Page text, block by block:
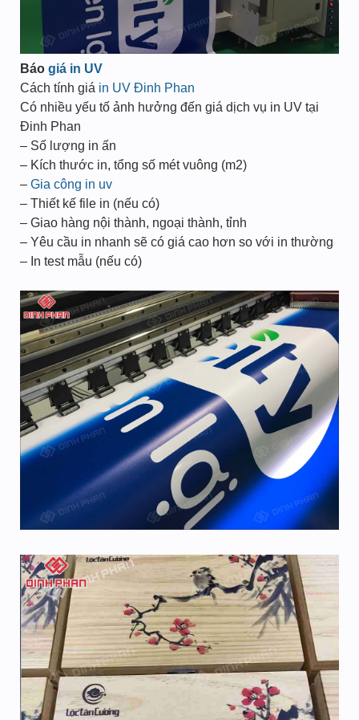
Báo giá in UV
Cách tính giá in UV Đinh Phan
Có nhiều yếu tố ảnh hưởng đến giá dịch vụ in UV tại
Đinh Phan
– Số lượng in ấn
– Kích thước in, tổng số mét vuông (m2)
– Gia công in uv
– Thiết kế file in (nếu có)
– Giao hàng nội thành, ngoại thành, tỉnh
– Yêu cầu in nhanh sẽ có giá cao hơn so với in thường
– In test mẫu (nếu có)